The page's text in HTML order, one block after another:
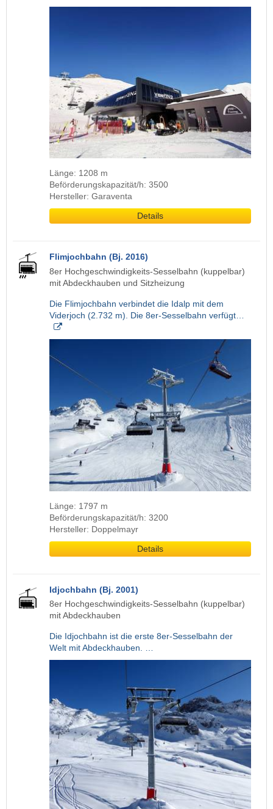
Länge: 1208 m
Beförderungskapazität/h: 3500
Hersteller: Garaventa
Details
Flimjochbahn (Bj. 2016)
8er Hochgeschwindigkeits-Sesselbahn (kuppelbar)
mit Abdeckhauben und Sitzheizung
Die Flimjochbahn verbindet die Idalp mit dem
Viderjoch (2.732 m). Die 8er-Sesselbahn verfügt…
Länge: 1797 m
Beförderungskapazität/h: 3200
Hersteller: Doppelmayr
Details
Idjochbahn (Bj. 2001)
8er Hochgeschwindigkeits-Sesselbahn (kuppelbar)
mit Abdeckhauben
Die Idjochbahn ist die erste 8er-Sesselbahn der
Welt mit Abdeckhauben. …